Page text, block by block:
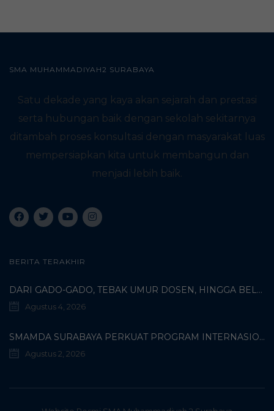
SMA MUHAMMADIYAH2 SURABAYA
Satu dekade yang kaya akan sejarah dan prestasi
serta hubungan baik dengan sekolah sekitarnya
ditambah proses konsultasi dengan masyarakat luas
mempersiapkan kita untuk membangun dan
menjadi lebih baik.
BERITA TERAKHIR
DARI GADO-GADO, TEBAK UMUR DOSEN, HINGGA BELI PECI MUHAMMADIYAH: TERUNGKAPNYA KISAH UNIK 3 MAHASISWA TURKI DI SMAMDA!
Agustus 4, 2026
SMAMDA SURABAYA PERKUAT PROGRAM INTERNASIONAL MELALUI KOORDINASI BERSAMA WALI MURID KELAS X
Agustus 2, 2026